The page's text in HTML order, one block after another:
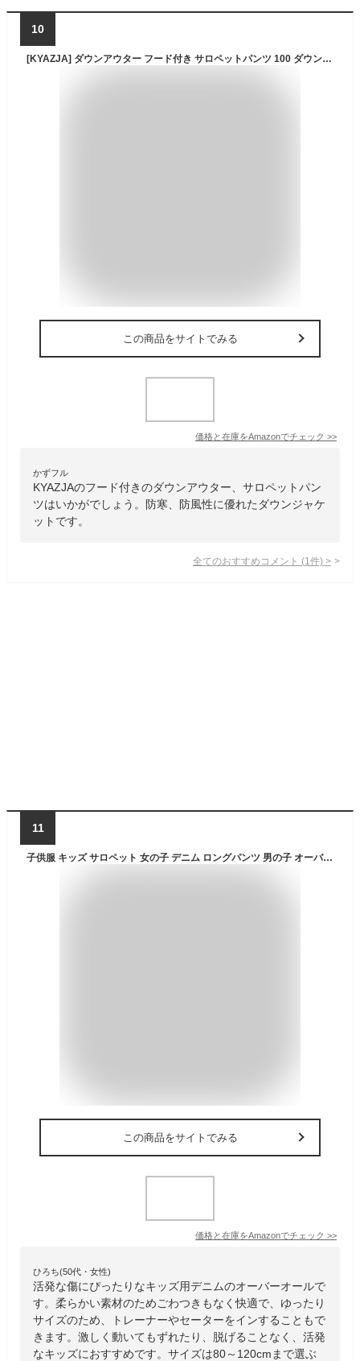
10
[KYAZJA] ダウンアウター フード付き サロペットパンツ 100 ダウンパンツ ダウンウェア 防寒 セットアップ スキーウェア キッズ スノーボードウェア 黄色 上下セット 女の子 男の子 スノーウェア 子供 ダウンジャケット 防風
この商品をサイトでみる
価格と在庫をAmazonでチェック >>
かずフル
KYAZJAのフード付きのダウンアウター、サロペットパン
ツはいかがでしょう。防寒、防風性に優れたダウンジャケ
ットです。
全てのおすすめコメント (1 件) >
11
子供服 キッズ サロペット 女の子 デニム ロングパンツ 男の子 オーバーオール 子ども ジーンズ ロンパース オールインワン 男女兼用 サスペンダー 可愛い おしゃれ 80-130 (120, A)
この商品をサイトでみる
価格と在庫をAmazonでチェック >>
ひろち(50代・女性)
活発な傷にぴったりなキッズ用デニムのオーバーオールで
す。柔らかい素材のためごわつきもなく快適で、ゆったり
サイズのため、トレーナーやセーターをインすることもで
きます。激しく動いてもずれたり、脱げることなく、活発
なキッズにおすすめです。サイズは80～120cmまで選ぶ